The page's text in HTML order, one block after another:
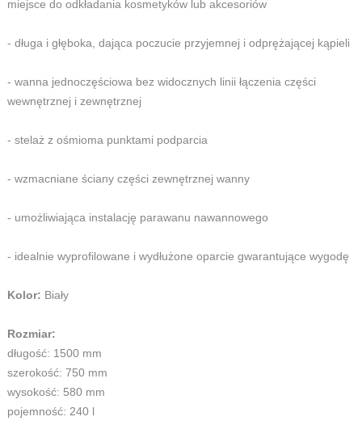
miejsce do odkładania kosmetyków lub akcesoriów
- długa i głęboka, dająca poczucie przyjemnej i odprężającej kąpieli
- wanna jednoczęściowa bez widocznych linii łączenia części
wewnętrznej i zewnętrznej
- stelaż z ośmioma punktami podparcia
- wzmacniane ściany części zewnętrznej wanny
- umożliwiająca instalację parawanu nawannowego
- idealnie wyprofilowane i wydłużone oparcie gwarantujące wygodę
Kolor: Biały
Rozmiar:
długość: 1500 mm
szerokość: 750 mm
wysokość: 580 mm
pojemność: 240 l